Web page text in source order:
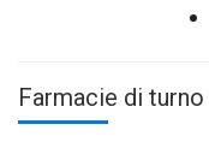
Farmacie di turno